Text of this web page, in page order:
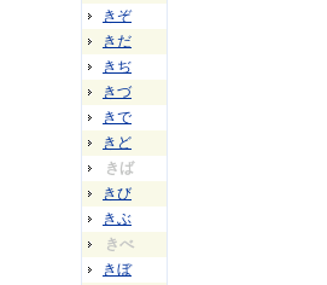
きぞ
きだ
きぢ
きづ
きで
きど
きば
きび
きぶ
きべ
きぼ